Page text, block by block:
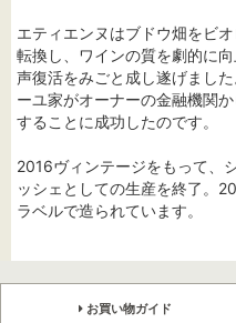
エティエンヌはブドウ畑をビ
転換し、ワインの質を劇的に
声復活をみごと成し遂げまし
ーユ家がオーナーの金融機関
することに成功したのです。
2016ヴィンテージをもって、
ッシェとしての生産を終了。
ラベルで造られています。
お買い物ガイド